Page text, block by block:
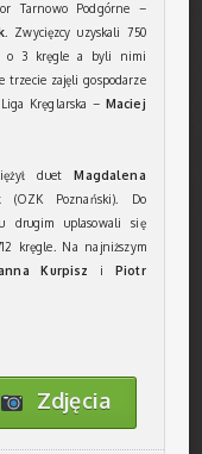
Tarnowo Podgórne –
. Zwycięzcy uzyskali 750
o 3 kręgle a byli nimi
trzecie zajęli gospodarze
Kręglarska – Maciej
duetMagdalena
(OZK Poznański). Do
drugim uplasowali się
kręgle. Na najniższym
Kurpisz iPiotr
Zdjęcia